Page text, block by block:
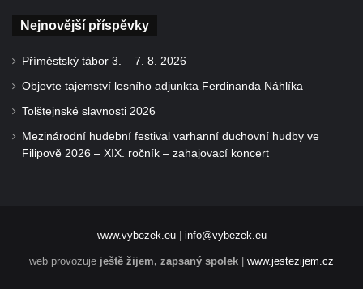
Nejnovější příspěvky
Příměstský tábor 3. – 7. 8. 2026
Objevte tajemství lesního adjunkta Ferdinanda Náhlíka
Tolštejnské slavnosti 2026
Mezinárodní hudební festival varhanní duchovní hudby ve
Filipově 2026 – XIX. ročník – zahajovací koncert
www.vybezek.eu| info@vybezek.eu
web provozuje ještě žijem, zapsaný spolek www.jestezijem.cz